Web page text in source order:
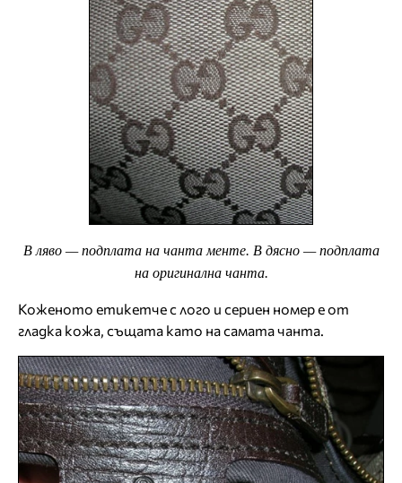
В ляво — подплата на чанта менте. В дясно — подплата
на оригинална чанта.
Коженото етикетче с лого и сериен номер е от
гладка кожа, същата като на самата чанта.